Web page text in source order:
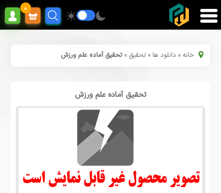
0
خانه » دانلود ها » تحقیق »تحقیق آماده علم ورزش
تحقیق آماده علم ورزش